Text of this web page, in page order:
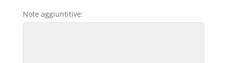
Note aggiuntitive: